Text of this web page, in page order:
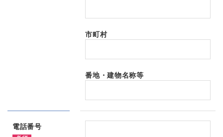
市町村
番地・建物名称等
電話番号